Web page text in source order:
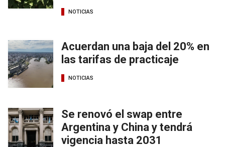
NOTICIAS
Acuerdan una baja del 20% en
las tarifas de practicaje
NOTICIAS
Se renovó el swap entre
Argentina y China y tendrá
vigencia hasta 2031